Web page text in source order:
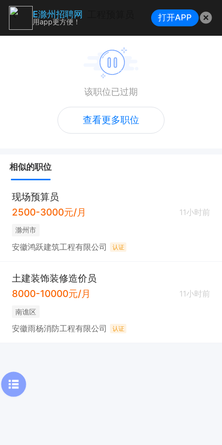
该职位已过期
查看更多职位
相似的职位
现场预算员
2500-3000元/月
11小时前
滁州市
安徽鸿跃建筑工程有限公司 认证
土建装饰装修造价员
8000-10000元/月
11小时前
南谯区
安徽雨杨消防工程有限公司 认证
E滁州招聘网
用app更方便！ 打开APP